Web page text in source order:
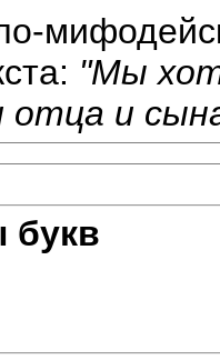
"Мы
отца и
букв